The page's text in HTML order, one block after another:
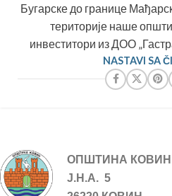
Бугарске до границе
територије наше
инвеститори из ДОО
NASTAVI SA
ОПШТИНА КОВИН
Ј.Н.А. 5